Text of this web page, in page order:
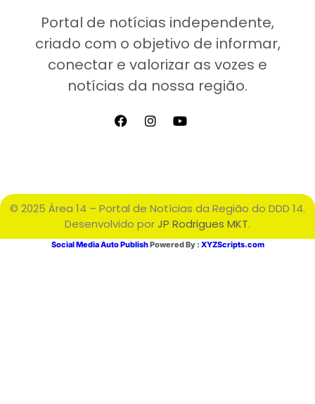
Portal de notícias independente,
criado com o objetivo de informar,
conectar e valorizar as vozes e
notícias da nossa região.
© 2025 Área 14 – Portal de Notícias da Região do DDD 14.
Desenvolvido porJP Rodrigues MKT.
Social Media Auto PublishPowered By : XYZScripts.com